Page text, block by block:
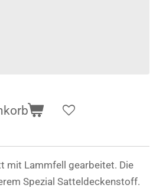
mit Lammfell gearbeitet. Die
Spezial Satteldeckenstoff.